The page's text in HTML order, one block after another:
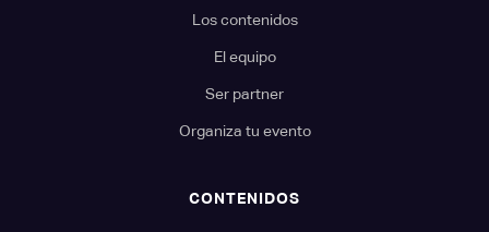
Los contenidos
El equipo
Ser partner
Organiza tu evento
CONTENIDOS